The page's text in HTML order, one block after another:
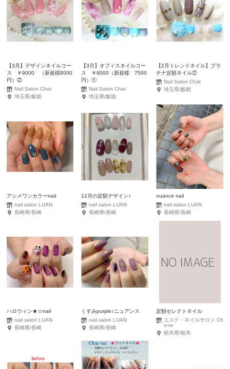
【3月】デザインネイルコー
ス ￥9000 （新規様8000
円）②
Nail Salon Chat
埼玉県/飯能
【3月】オフィスネイルコー
ス ￥8000（新規様 7500
円）①
Nail Salon Chat
埼玉県/飯能
【2月トレンドネイル】プラ
チナ定額ネイル②
Nail Salon Chat
埼玉県/飯能
アシメワンカラーnail
nail salon LUAN
長崎県/長崎
12月の定額デザイン♪
nail salon LUAN
長崎県/長崎
nuance nail
nail salon LUAN
長崎県/長崎
ハロウィン★☆nail
nail salon LUAN
長崎県/長崎
くすみpurple♪ニュアンス
nail salon LUAN
長崎県/長崎
定額セレクトネイル
エステ・ネイルサロン Ch
u-ra
栃木県/栃木